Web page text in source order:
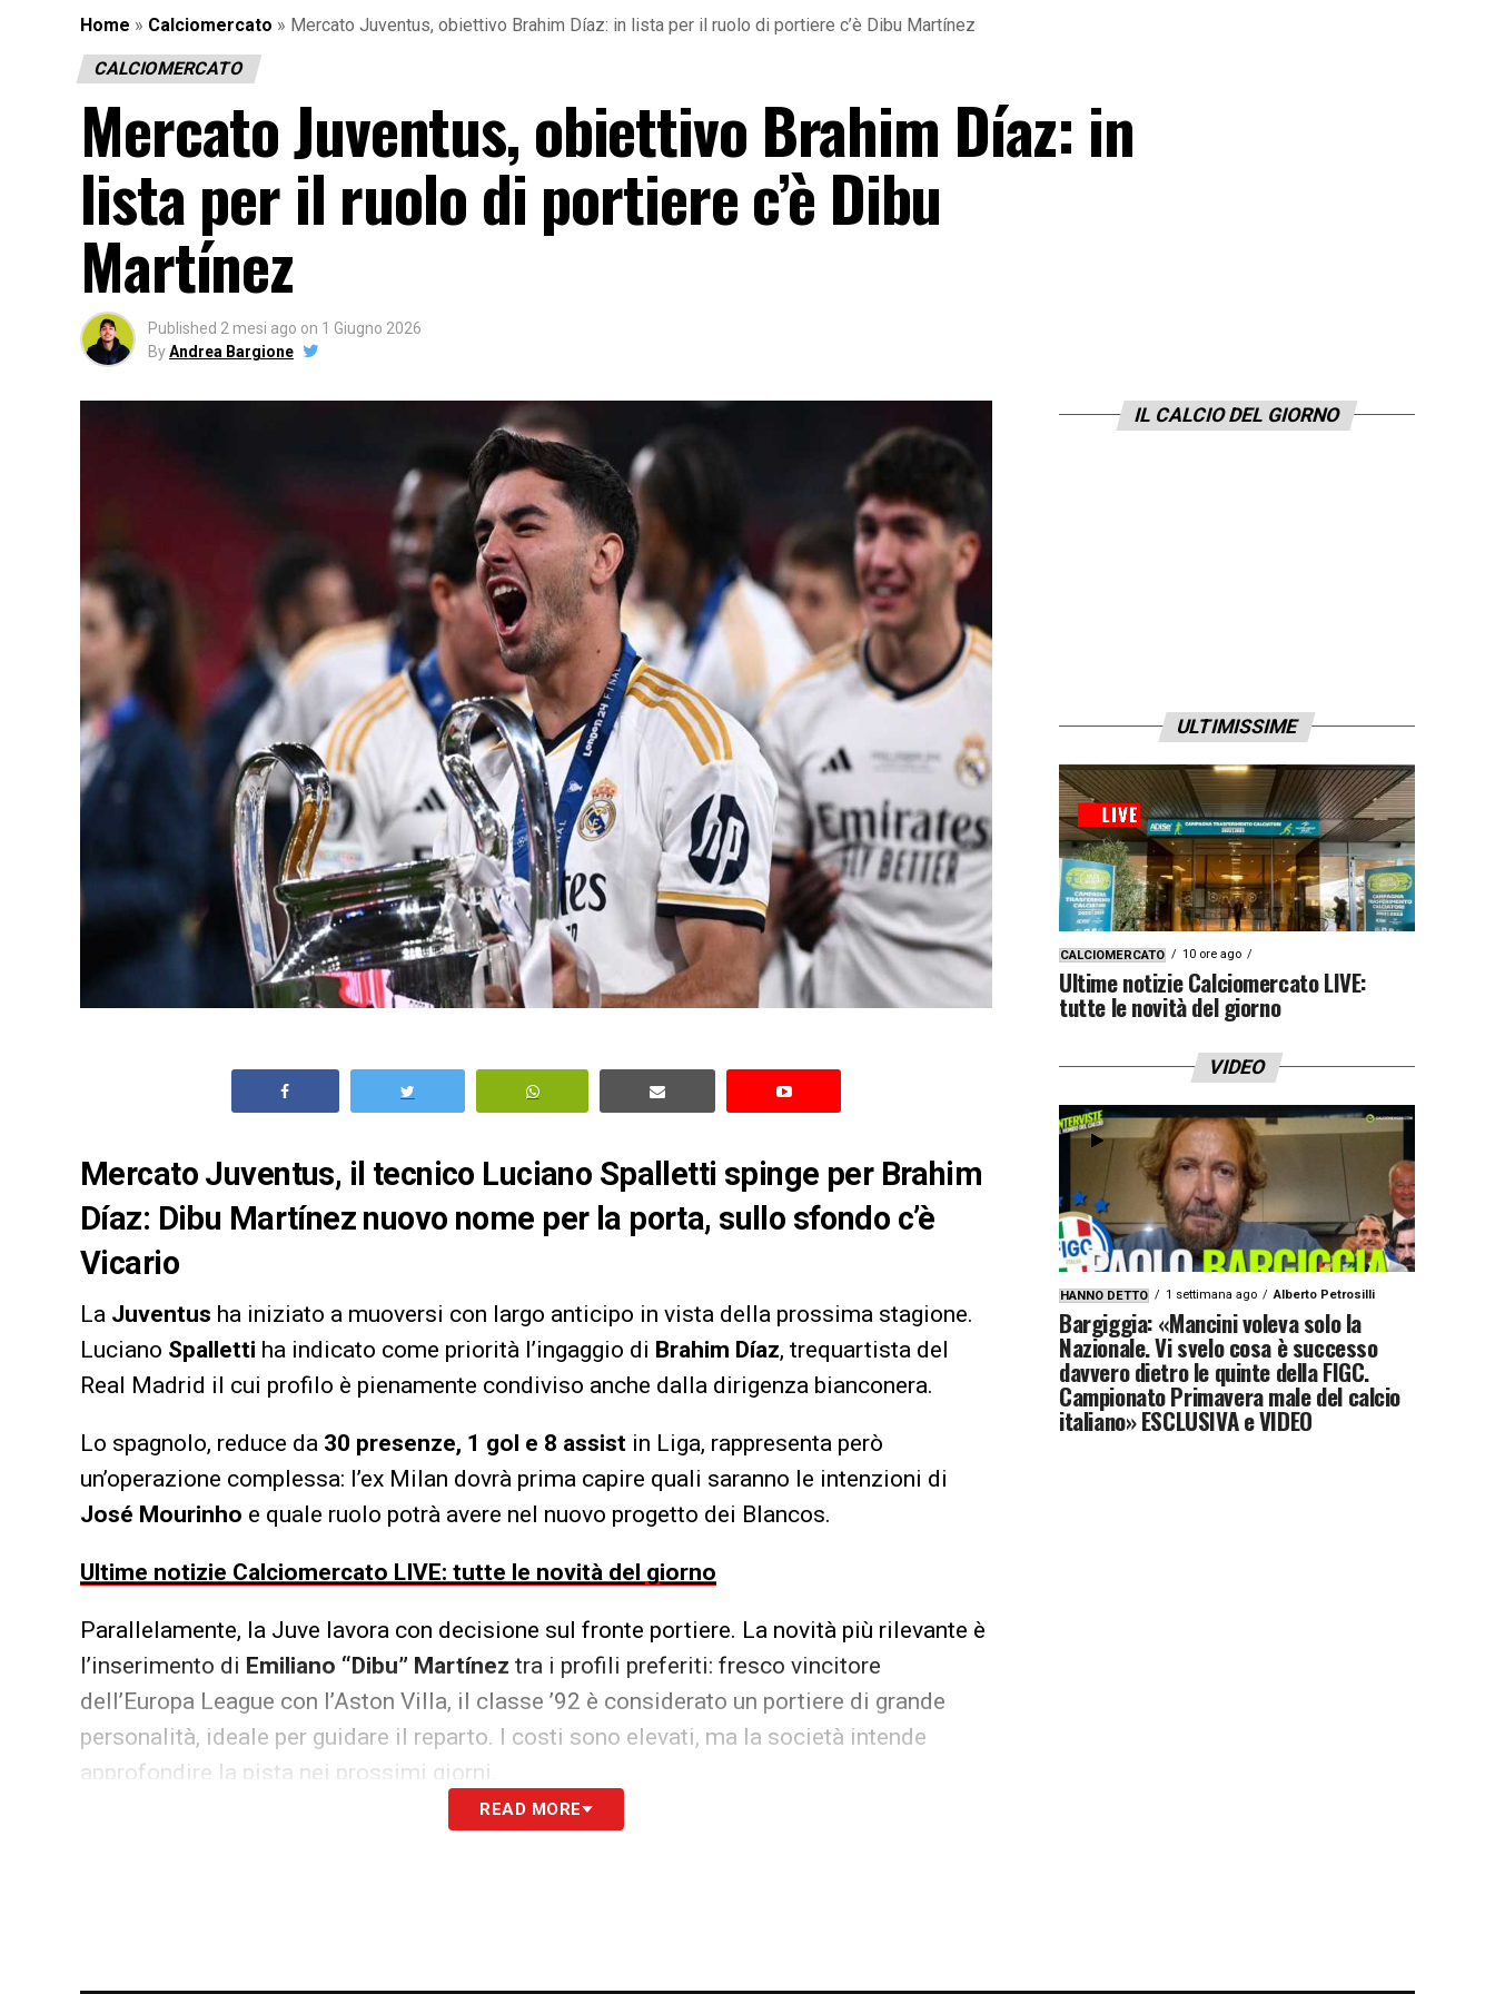
Home » Calciomercato » Mercato Juventus, obiettivo Brahim Díaz: in lista per il ruolo di portiere c’è Dibu Martínez
CALCIOMERCATO
Mercato Juventus, obiettivo Brahim Díaz: in
lista per il ruolo di portiere c’è Dibu
Martínez
Published 2 mesi ago on 1 Giugno 2026
ByAndrea Bargione
Mercato Juventus, il tecnico Luciano Spalletti spinge per Brahim
Díaz: Dibu Martínez nuovo nome per la porta, sullo sfondo c’è
Vicario
La Juventus ha iniziato a muoversi con largo anticipo in vista della prossima stagione.
Luciano Spalletti ha indicato come priorità l’ingaggio di Brahim Díaz, trequartista del
Real Madrid il cui profilo è pienamente condiviso anche dalla dirigenza bianconera.
Lo spagnolo, reduce da 30 presenze, 1 gol e 8 assist in Liga, rappresenta però
un’operazione complessa: l’ex Milan dovrà prima capire quali saranno le intenzioni di
José Mourinho e quale ruolo potrà avere nel nuovo progetto dei Blancos.
Ultime notizie Calciomercato LIVE: tutte le novità del giorno
Parallelamente, la Juve lavora con decisione sul fronte portiere. La novità più rilevante è
l’inserimento di Emiliano “Dibu” Martínez tra i profili preferiti: fresco vincitore
dell’Europa League con l’Aston Villa, il classe ’92 è considerato un portiere di grande
personalità, ideale per guidare il reparto. I costi sono elevati, ma la società intende
approfondire la pista nei prossimi giorni.
Guglielmo Vicariodel Tottenham, altro nome gradito e tuttora
READ MORE
IL CALCIO DEL GIORNO
ULTIMISSIME
CALCIOMERCATO 10 ore ago
Ultime notizie Calciomercato LIVE:
tutte le novità del giorno
VIDEO
HANNO DETTO 1 settimana ago Alberto Petrosilli
Bargiggia: «Mancini voleva solo la
Nazionale. Vi svelo cosa è successo
davvero dietro le quinte della FIGC.
Campionato Primavera male del calcio
italiano» ESCLUSIVA e VIDEO